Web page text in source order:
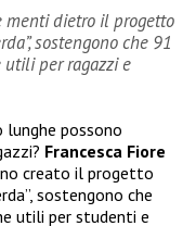
menti dietro il progetto
sostengono che 91
per ragazzi e
possono
Francesca Fiore
creato il progetto
sostengono che
utili per studenti e